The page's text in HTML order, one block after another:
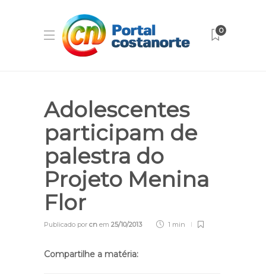
0
Adolescentes
participam de
palestra do
Projeto Menina
Flor
Publicado por cn em 25/10/2013 1 min
Compartilhe a matéria: